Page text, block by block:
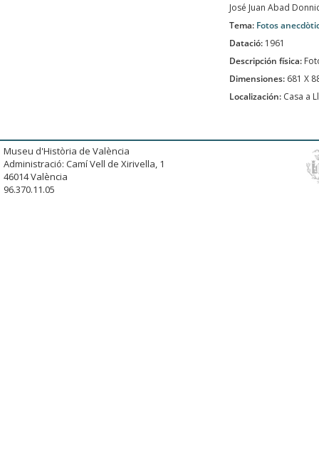
José Juan Abad
Tema: Fotos
Datació: 1961
Descripción física:
Dimensiones: 681 X
Localización: Casa a
Museu d'Història de València
Administració: Camí Vell de Xirivella, 1
46014 València
96.370.11.05